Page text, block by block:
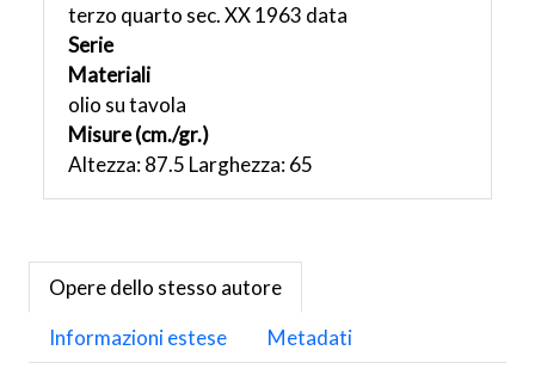
terzo quarto sec. XX 1963 data
Serie
Materiali
olio su tavola
Misure (cm./gr.)
Altezza: 87.5 Larghezza: 65
Opere dello stesso autore
Informazioni estese
Metadati